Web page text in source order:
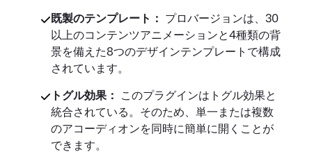
既製のテンプレート： プロバージョンは、30
以上のコンテンツアニメーションと4種類の背
景を備えた8つのデザインテンプレートで構成
されています。
トグル効果： このプラグインはトグル効果と
統合されている。そのため、単一または複数
のアコーディオンを同時に簡単に開くことが
できます。